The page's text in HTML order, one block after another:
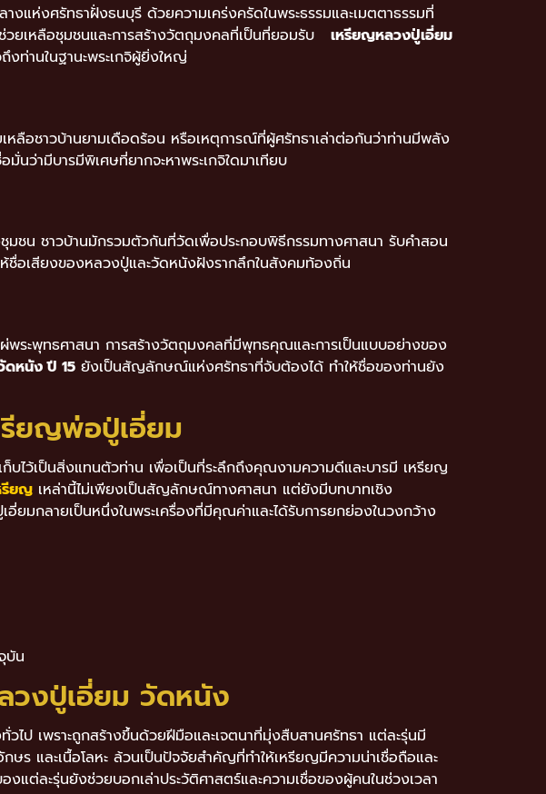
แห่งศรัทธาฝั่งธนบุรี ด้วยความเคร่งครัดในพระธรรมและเมตตาธรรมที่
ยเหลือชุมชนและการสร้างวัตถุมงคลที่เป็นที่ยอมรับ
เหรียญหลวงปู่เอี่ยม
ท่านในฐานะพระเกจิผู้ยิ่งใหญ่
เหลือชาวบ้านยามเดือดร้อน หรือเหตุการณ์ที่ผู้ศรัทธาเล่าต่อกันว่าท่านมีพลัง
นว่ามีบารมีพิเศษที่ยากจะหาพระเกจิใดมาเทียบ
ชน ชาวบ้านมักรวมตัวกันที่วัดเพื่อประกอบพิธีกรรมทางศาสนา รับคำสอน
อเสียงของหลวงปู่และวัดหนังฝังรากลึกในสังคมท้องถิ่น
ระพุทธศาสนา การสร้างวัตถุมงคลที่มีพุทธคุณและการเป็นแบบอย่างของ
ดหนัง ปี 15 ยังเป็นสัญลักษณ์แห่งศรัทธาที่จับต้องได้ ทำให้ชื่อของท่านยัง
รียญพ่อปู่เอี่ยม
บไว้เป็นสิ่งแทนตัวท่าน เพื่อเป็นที่ระลึกถึงคุณงามความดีและบารมี เหรียญ
รียญ เหล่านี้ไม่เพียงเป็นสัญลักษณ์ทางศาสนา แต่ยังมีบทบาทเชิง
กลายเป็นหนึ่งในพระเครื่องที่มีคุณค่าและได้รับการยกย่องในวงกว้าง
บัน
วงปู่เอี่ยม วัดหนัง
วไป เพราะถูกสร้างขึ้นด้วยฝีมือและเจตนาที่มุ่งสืบสานศรัทธา แต่ละรุ่นมี
ร และเนื้อโลหะ ล้วนเป็นปัจจัยสำคัญที่ทำให้เหรียญมีความน่าเชื่อถือและ
งแต่ละรุ่นยังช่วยบอกเล่าประวัติศาสตร์และความเชื่อของผู้คนในช่วงเวลา